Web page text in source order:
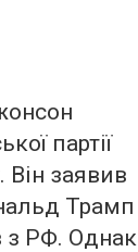
партії
Він заявив
Трамп
з РФ. Однак